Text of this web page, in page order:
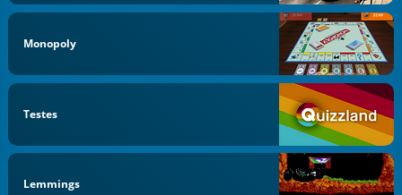
Monopoly
Testes
Lemmings